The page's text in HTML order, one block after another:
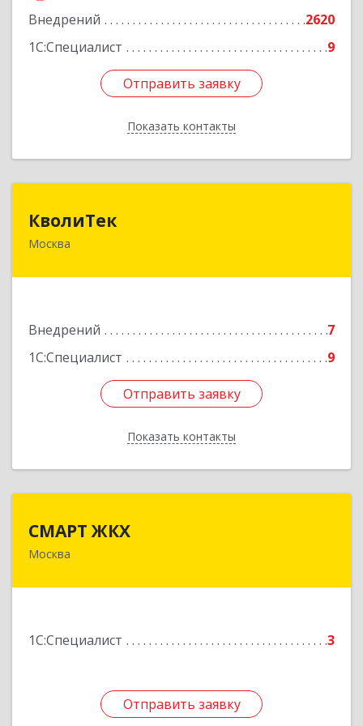
Внедрений
2620
1С:Специалист
9
Отправить заявку
Показать контакты
Отправить заявку
Назад
КволиТек
Москва
Внедрений
7
1С:Специалист
9
Отправить заявку
Показать контакты
127495, Москва г, Челобитьевское ш, дом № 14,
Отправить заявку
Назад
СМАРТ ЖКХ
Москва
1С:Специалист 3
Отправить заявку
127495, Москва г, Долгопрудненское ш, дом №
Отправить заявку